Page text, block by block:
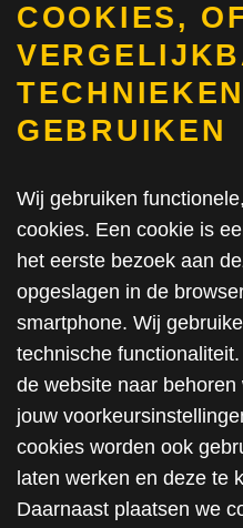
COOKIES,
GEBRUIKEN
Wij gebruiken
cookies. Een cookie is
het eerste bezoek aan
opgeslagen in de
smartphone. Wij
technische
de website naar
jouw
cookies worden ook
laten werken en deze te
Daarnaast plaatsen we